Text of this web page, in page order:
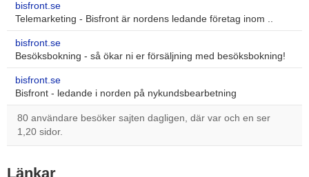
bisfront.se
Telemarketing - Bisfront är nordens ledande företag inom ..
bisfront.se
Besöksbokning - så ökar ni er försäljning med besöksbokning!
bisfront.se
Bisfront - ledande i norden på nykundsbearbetning
80 användare besöker sajten dagligen, där var och en ser
1,20 sidor.
Länkar